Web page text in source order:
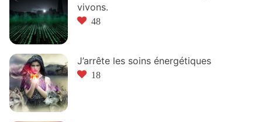
vivons.
48
J’arrête les soins énergétiques
18